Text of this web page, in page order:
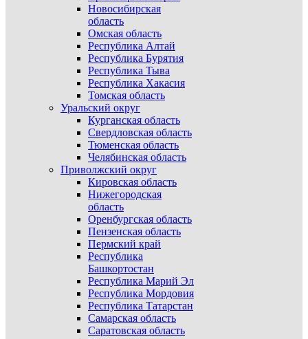
Новосибирская
область
Омская область
Республика Алтай
Республика Бурятия
Республика Тыва
Республика Хакасия
Томская область
Уральский округ
Курганская область
Свердловская область
Тюменская область
Челябинская область
Приволжский округ
Кировская область
Нижегородская
область
Оренбургская область
Пензенская область
Пермский край
Республика
Башкортостан
Республика Марий Эл
Республика Мордовия
Республика Татарстан
Самарская область
Саратовская область